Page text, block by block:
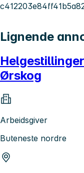
Lignende
Ørskog
Arbeidsgiver
Buteneste nordre